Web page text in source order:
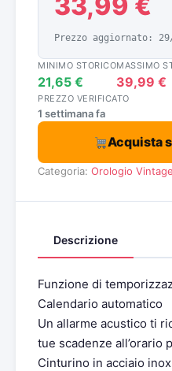
Prezzo aggiornato:
MINIMO STORICO
21,65 €
MASSIMO
39,99 €
PREZZO VERIFICATO
1 settimana fa
Acquista
Categoria: Orologio Vintage
Descrizione
Funzione di
Calendario automatico
Un allarme acustico ti
tue scadenze all’orario
Cinturino in acciaio inox